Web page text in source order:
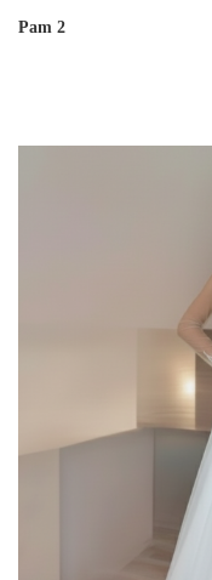
Pam 2